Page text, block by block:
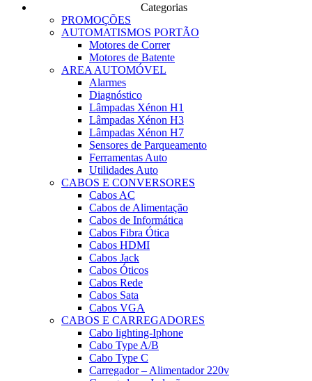
Categorias
PROMOÇÕES
AUTOMATISMOS PORTÃO
Motores de Correr
Motores de Batente
AREA AUTOMÓVEL
Alarmes
Diagnóstico
Lâmpadas Xénon H1
Lâmpadas Xénon H3
Lâmpadas Xénon H7
Sensores de Parqueamento
Ferramentas Auto
Utilidades Auto
CABOS E CONVERSORES
Cabos AC
Cabos de Alimentação
Cabos de Informática
Cabos Fibra Ótica
Cabos HDMI
Cabos Jack
Cabos Óticos
Cabos Rede
Cabos Sata
Cabos VGA
CABOS E CARREGADORES
Cabo lighting-Iphone
Cabo Type A/B
Cabo Type C
Carregador – Alimentador 220v